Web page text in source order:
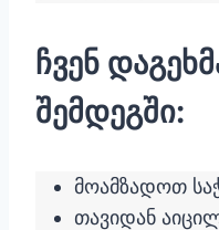
ჩვენ
შემდეგში:
მოამზადოთ
თავიდან